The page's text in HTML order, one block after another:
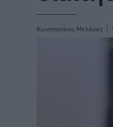
Κωνσταντίνος Μελάγιες